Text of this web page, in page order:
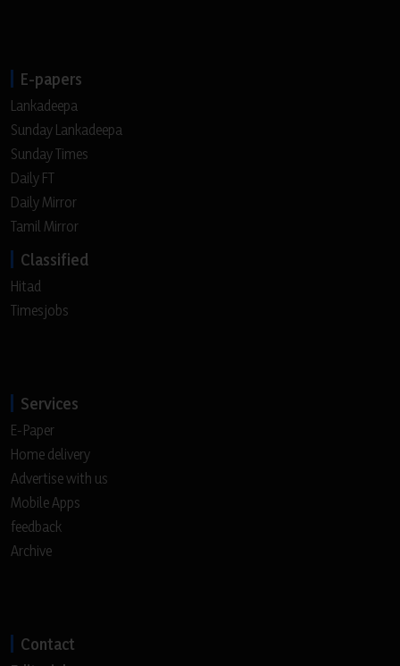
E-papers
Lankadeepa
Sunday Lankadeepa
Sunday Times
Daily FT
Daily Mirror
Tamil Mirror
Classified
Hitad
Timesjobs
Services
E-Paper
Home delivery
Advertise with us
Mobile Apps
feedback
Archive
Contact